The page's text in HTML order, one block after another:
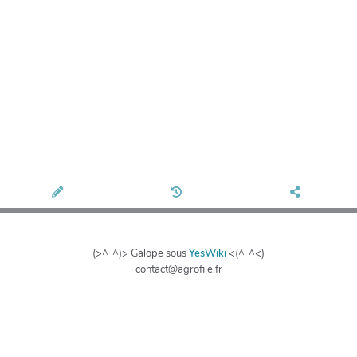
(>^_^)> Galope sousYesWiki<(^_^<)
contact@agrofile.fr